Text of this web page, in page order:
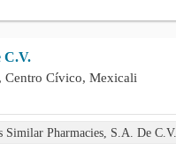
C.V.
Centro Cívico, Mexicali
Similar Pharmacies, S.A. De C.V.